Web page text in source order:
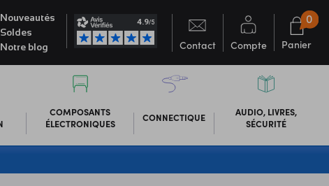
Nouveautés
Soldes
Notre blog
Contact Compte Panier
0
COMPOSANTS
ÉLECTRONIQUES
CONNECTIQUE
AUDIO, LIVRES,
SÉCURITÉ